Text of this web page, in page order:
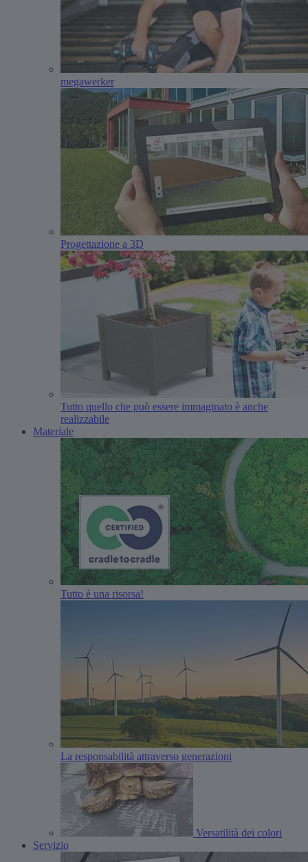
megawerker
Progettazione a 3D
Tutto quello che può essere immaginato è anche
realizzabile
Materiale
Tutto è una risorsa!
La responsabilità attraverso generazioni
Versatilità dei colori
Servizio